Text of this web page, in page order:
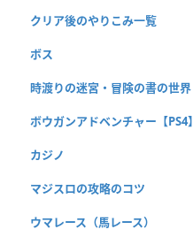
クリア後のやりこみ一覧
ボス
時渡りの迷宮・冒険の書の世界
ボウガンアドベンチャー【PS4】
カジノ
マジスロの攻略のコツ
ウマレース（馬レース）